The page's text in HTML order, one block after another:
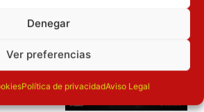
Denegar
Ver preferencias
Política de privacidadAviso Legal